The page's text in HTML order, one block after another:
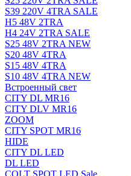
S39 220V 4TRA SALE
H5 48V 2TRA
H4 24V 2TRA SALE
S25 48V 2TRA NEW
S20 48V 4TRA
S15 48V 4TRA
S10 48V 4TRA NEW
Встроенный свет
CITY DL MR16
CITY DLV MR16
ZOOM
CITY SPOT MR16
HIDE
CITY DL LED
DL LED
COLT SPOT LED Sale